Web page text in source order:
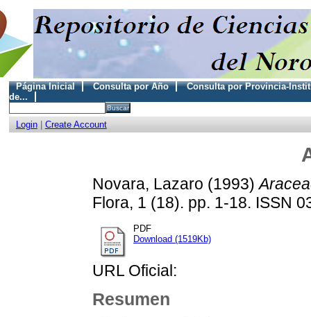
Página Inicial Consulta por Año
Consulta por Provincia-
de...
Login| Create Account
Novara, Lazaro (1993)
Flora, 1 (18). pp. 1-18. ISSN
PDF
Download (1519Kb)
URL Oficial:
Resumen